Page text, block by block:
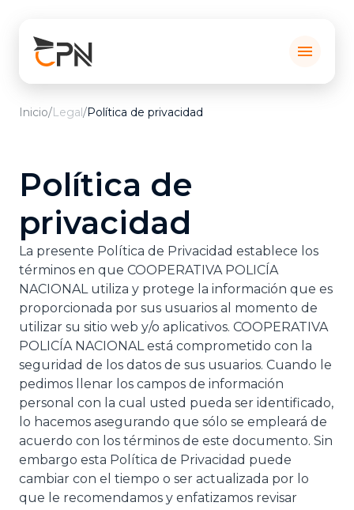
menu
Inicio/Legal/Política de privacidad
Política de
privacidad
La presente Política de Privacidad establece los
términos en que COOPERATIVA POLICÍA
NACIONAL utiliza y protege la información que es
proporcionada por sus usuarios al momento de
utilizar su sitio web y/o aplicativos. COOPERATIVA
POLICÍA NACIONAL está comprometido con la
seguridad de los datos de sus usuarios. Cuando le
pedimos llenar los campos de información
personal con la cual usted pueda ser identificado,
lo hacemos asegurando que sólo se empleará de
acuerdo con los términos de este documento. Sin
embargo esta Política de Privacidad puede
cambiar con el tiempo o ser actualizada por lo
que le recomendamos y enfatizamos revisar